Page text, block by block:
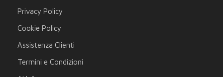
Privacy Policy
Cookie Policy
Assistenza Clienti
Termini e Condizioni